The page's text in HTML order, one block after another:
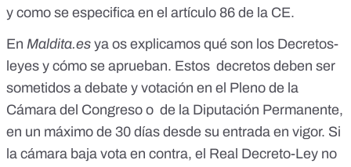
y como se especifica en el artículo 86 de la CE.
En Maldita.es ya os explicamos qué son los Decretos-
leyes y cómo se aprueban. Estos decretos deben ser
sometidos a debate y votación en el Pleno de la
Cámara del Congreso o de la Diputación Permanente,
en un máximo de 30 días desde su entrada en vigor. Si
la cámara baja vota en contra, el Real Decreto-Ley no